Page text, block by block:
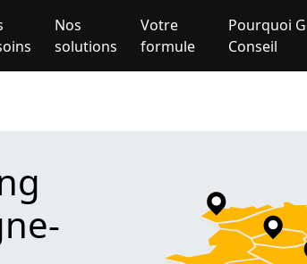
Nos
solutions
Votre
formule
Pourquoi
Conseil